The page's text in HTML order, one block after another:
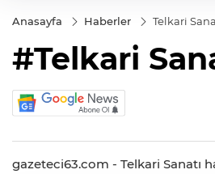
Anasayfa Haberler Telkari
#Telkari
gazeteci63.com - Telkari Sanatı